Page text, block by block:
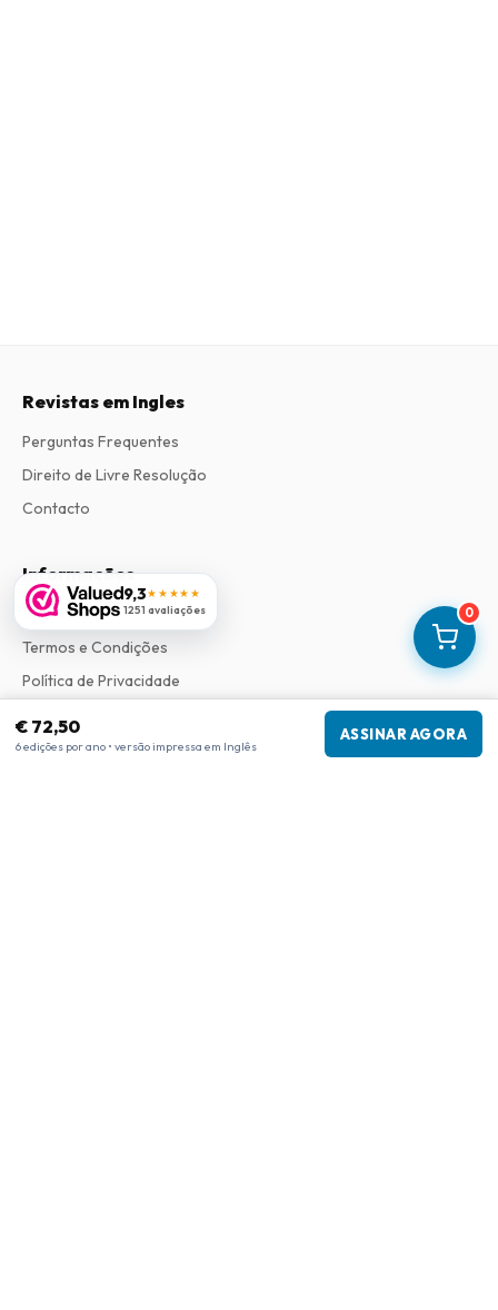
0
€ 72,50
6 edições por ano • versão impressa em Inglês
ASSINAR AGORA
9,3★★★★★
1251 avaliações
Revistas em Ingles
Perguntas Frequentes
Direito de Livre Resolução
Contacto
Informações
Sobre Nós
Termos e Condições
Política de Privacidade